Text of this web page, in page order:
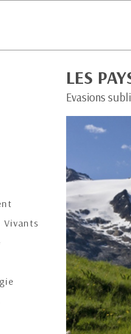
Vivants
LES
Evasions